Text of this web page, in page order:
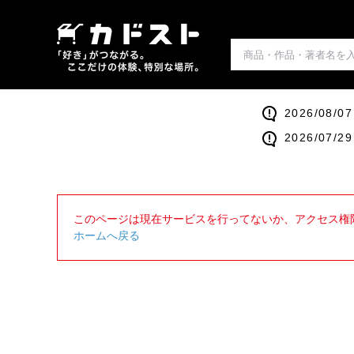
2026/08/07
2026/07/29
このページは現在サービスを行ってないか、アクセス
ホームへ戻る